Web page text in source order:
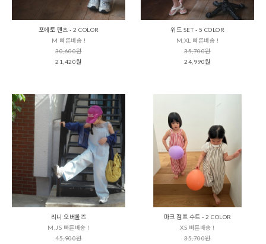
포에토 팬츠 - 2 COLOR
M 빠른배송 !
30,600원
21,420원
위드 SET - 5 COLOR
M,XL 빠른배송 !
35,700원
24,990원
리니 오버롤즈
M,JS 빠른배송 !
45,900원
마크 점프 수트 - 2 COLOR
XS 빠른배송 !
35,700원